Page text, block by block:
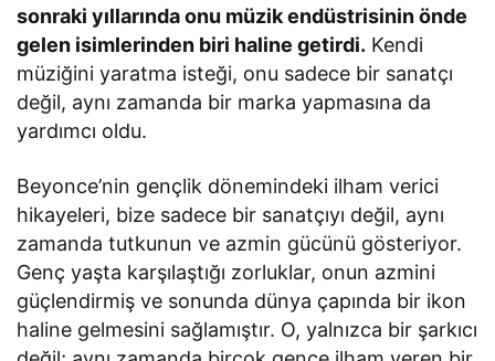
sonraki yıllarında onu müzik endüstrisinin önde
gelen isimlerinden biri haline getirdi. Kendi
müziğini yaratma isteği, onu sadece bir sanatçı
değil, aynı zamanda bir marka yapmasına da
yardımcı oldu.
Beyonce’nin gençlik dönemindeki ilham verici
hikayeleri, bize sadece bir sanatçıyı değil, aynı
zamanda tutkunun ve azmin gücünü gösteriyor.
Genç yaşta karşılaştığı zorluklar, onun azmini
güçlendirmiş ve sonunda dünya çapında bir ikon
haline gelmesini sağlamıştır. O, yalnızca bir şarkıcı